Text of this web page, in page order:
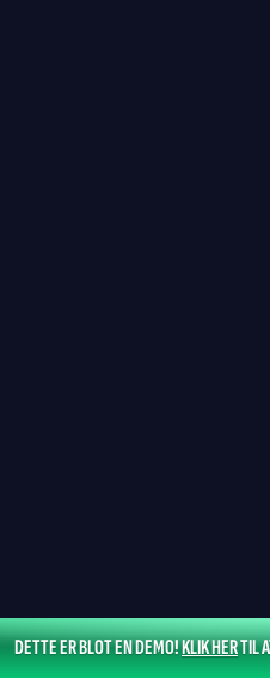
DETTE ER BLOT EN DEMO!KLIK HERTIL